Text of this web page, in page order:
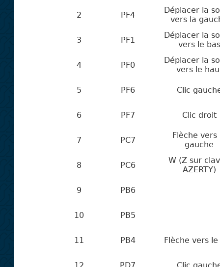
2 PF4
Déplacer la
vers la
3 PF1
Déplacer la
vers le bas
4 PF0
Déplacer la
vers le
5 PF6 Clic
6 PF7 Clic droit
7 PC7
Flèche vers
gauche
8 PC6
W (Z sur
AZERTY)
9 PB6
10 PB5
11 PB4 Flèche vers